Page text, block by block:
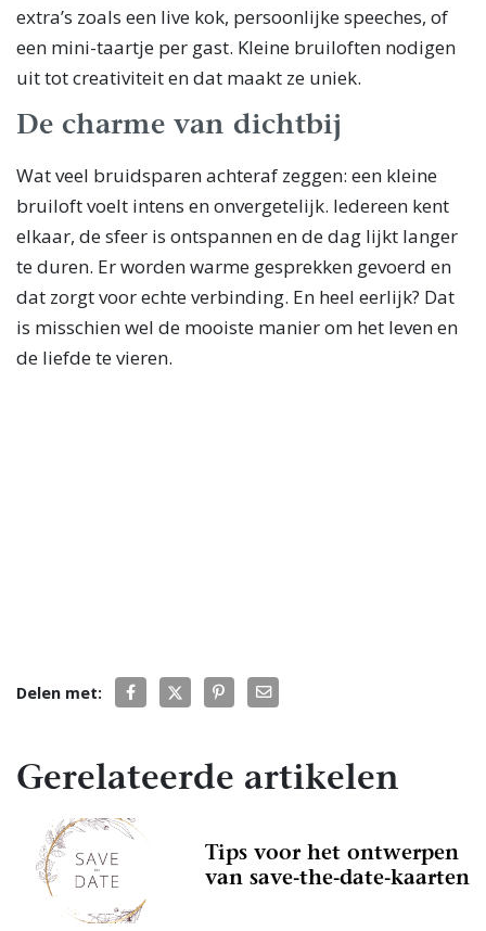
extra’s zoals een live kok, persoonlijke speeches, of
een mini-taartje per gast. Kleine bruiloften nodigen
uit tot creativiteit en dat maakt ze uniek.
De charme van dichtbij
Wat veel bruidsparen achteraf zeggen: een kleine
bruiloft voelt intens en onvergetelijk. Iedereen kent
elkaar, de sfeer is ontspannen en de dag lijkt langer
te duren. Er worden warme gesprekken gevoerd en
dat zorgt voor echte verbinding. En heel eerlijk? Dat
is misschien wel de mooiste manier om het leven en
de liefde te vieren.
Delen met:
Gerelateerde artikelen
Tips voor het ontwerpen
van save-the-date-kaarten